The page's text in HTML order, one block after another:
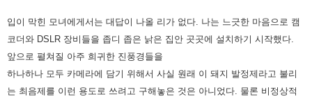
입이 막힌 모녀에게서는 대답이 나올 리가 없다. 나는 느긋한 마음으로 캠
코더와 DSLR 장비들을 좁디 좁은 낡은 집안 곳곳에 설치하기 시작했다.
앞으로 펼쳐질 아주 희귀한 진풍경들을
하나하나 모두 카메라에 담기 위해서 사실 원래 이 돼지 발정제라고 불리
는 최음제를 이런 용도로 쓰려고 구해놓은 것은 아니었다. 물론 비정상적